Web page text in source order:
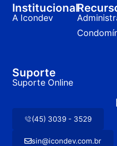
Institucional
A Icondev
Suporte
Suporte Online
(45) 3039 - 3529
sin@icondev.com.br